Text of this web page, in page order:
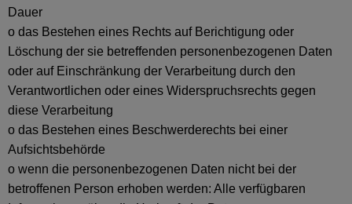
Dauer
o das Bestehen eines Rechts auf Berichtigung oder
Löschung der sie betreffenden personenbezogenen Daten
oder auf Einschränkung der Verarbeitung durch den
Verantwortlichen oder eines Widerspruchsrechts gegen
diese Verarbeitung
o das Bestehen eines Beschwerderechts bei einer
Aufsichtsbehörde
o wenn die personenbezogenen Daten nicht bei der
betroffenen Person erhoben werden: Alle verfügbaren